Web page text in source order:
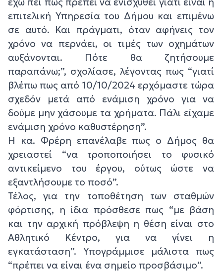
επιτελική Υπηρεσία του Δήμου και επιμένω
σε αυτό. Και πράγματι, όταν αφήνεις τον
χρόνο να περνάει, οι τιμές των οχημάτων
αυξάνονται. Πότε θα ζητήσουμε
παραπάνω;”, σχολίασε, λέγοντας πως “γιατί
βλέπω πως από 10/10/2024 ερχόμαστε τώρα
σχεδόν μετά από ενάμιση χρόνο για να
δούμε μην χάσουμε τα χρήματα. Πάλι είχαμε
ενάμιση χρόνο καθυστέρηση”.
Η κα. Φρέρη επανέλαβε πως ο Δήμος θα
χρειαστεί “να τροποποιήσει το φυσικό
αντικείμενο του έργου, ούτως ώστε να
εξαντλήσουμε το ποσό”.
Τέλος, για την τοποθέτηση των σταθμών
φόρτισης, η ίδια πρόσθεσε πως “με βάση
και την αρχική πρόβλεψη η θέση είναι στο
Αθλητικό Κέντρο, για να γίνει η
εγκατάσταση”. Υπογράμμισε μάλιστα πως
“πρέπει να είναι ένα σημείο προσβάσιμο”.